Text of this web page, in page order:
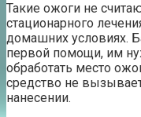
Такие ожоги не
стационарного
домашних условиях.
первой помощи, им
обработать место
средство не
нанесении.